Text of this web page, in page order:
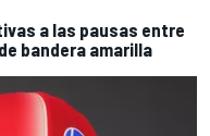
a las pausas entre
bandera amarilla